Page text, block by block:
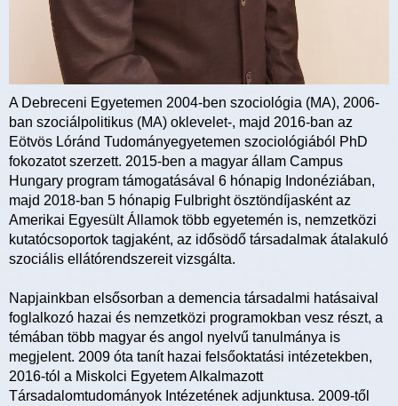
A Debreceni Egyetemen 2004-ben szociológia (MA), 2006-
ban szociálpolitikus (MA) oklevelet-, majd 2016-ban az
Eötvös Lóránd Tudományegyetemen szociológiából PhD
fokozatot szerzett. 2015-ben a magyar állam Campus
Hungary program támogatásával 6 hónapig Indonéziában,
majd 2018-ban 5 hónapig Fulbright ösztöndíjasként az
Amerikai Egyesült Államok több egyetemén is, nemzetközi
kutatócsoportok tagjaként, az idősödő társadalmak átalakuló
szociális ellátórendszereit vizsgálta.
Napjainkban elsősorban a demencia társadalmi hatásaival
foglalkozó hazai és nemzetközi programokban vesz részt, a
témában több magyar és angol nyelvű tanulmánya is
megjelent. 2009 óta tanít hazai felsőoktatási intézetekben,
2016-tól a Miskolci Egyetem Alkalmazott
Társadalomtudományok Intézetének adjunktusa. 2009-től